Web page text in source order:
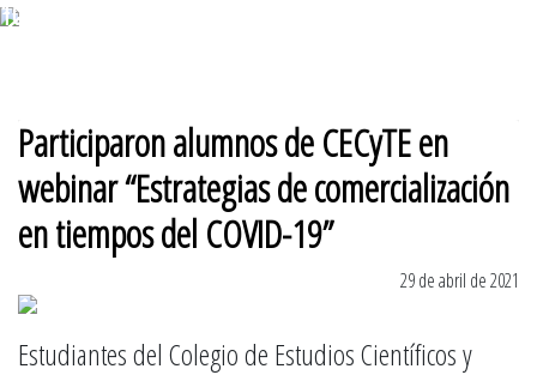
10 de agosto 2026
Participaron alumnos de CECyTE en
webinar “Estrategias de comercialización
en tiempos del COVID-19”
29 de abril de 2021
Estudiantes del Colegio de Estudios Científicos y